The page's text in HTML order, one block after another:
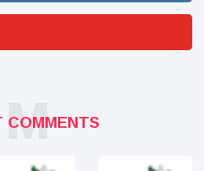
COMMENTS
M